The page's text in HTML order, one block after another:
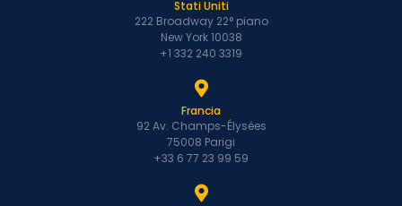
Stati Uniti
222 Broadway 22° piano
New York 10038
+1 332 240 3319
Francia
92 Av. Champs-Élysées
75008 Parigi
+33 6 77 23 99 59